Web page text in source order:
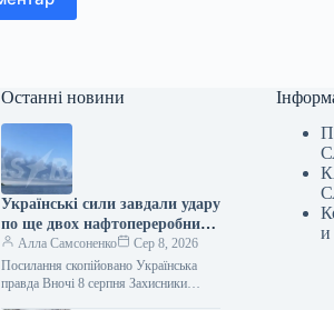
Останні новини
Українські сили завдали удару
по ще двох нафтопереробних
заводах у Росії, повідомив
Генеральний штаб.
Алла Самсоненко
Сер 8, 2026
Посилання скопійовано Українська
правда Вночі 8 серпня Захисники
и